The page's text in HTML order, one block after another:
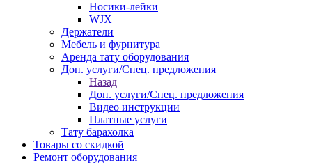
Носики-лейки
WJX
Держатели
Мебель и фурнитура
Аренда тату оборудования
Доп. услуги/Спец. предложения
Назад
Доп. услуги/Спец. предложения
Видео инструкции
Платные услуги
Тату барахолка
Товары со скидкой
Ремонт оборудования